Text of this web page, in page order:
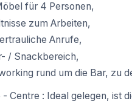
für 4 Personen,
zum Arbeiten,
Anrufe,
/ Snackbereich,
rund um die Bar, zu
Centre : Ideal gelegen, ist